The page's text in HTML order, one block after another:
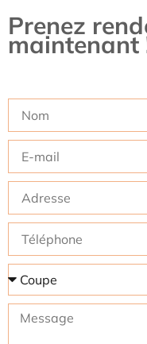
Prenez
maintenant